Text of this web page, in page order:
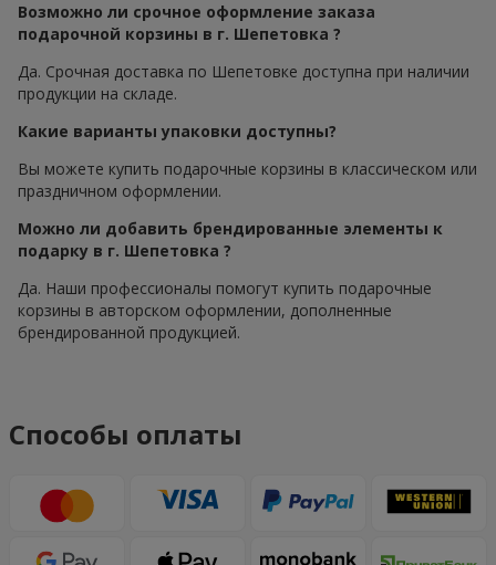
Возможно ли срочное оформление заказа
подарочной корзины в г. Шепетовка ?
Да. Срочная доставка по Шепетовке доступна при наличии
продукции на складе.
Какие варианты упаковки доступны?
Вы можете купить подарочные корзины в классическом или
праздничном оформлении.
Можно ли добавить брендированные элементы к
подарку в г. Шепетовка ?
Да. Наши профессионалы помогут купить подарочные
корзины в авторском оформлении, дополненные
брендированной продукцией.
Способы оплаты